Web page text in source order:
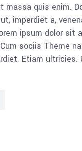
massa quis enim.
imperdiet a,
ipsum dolor sit
sociis Theme
Etiam